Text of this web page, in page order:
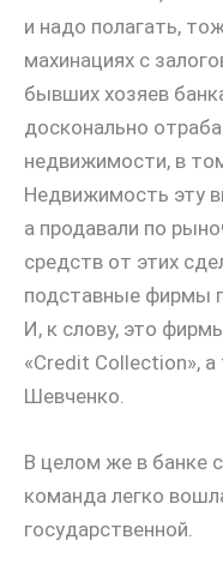
и надо полагать,
махинациях с
бывших хозяев
досконально
недвижимости, в
Недвижимость эту
а продавали по
средств от этих
подставные фирмы
И, к слову, это
«Credit Collection»,
Шевченко.
В целом же в банке
команда легко
государственной.